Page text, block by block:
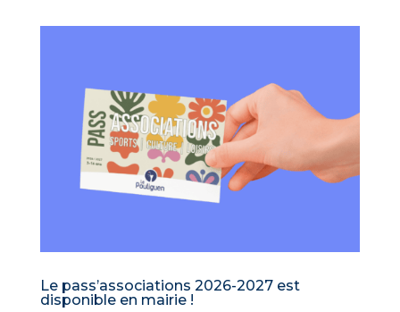
Le pass’associations 2026-2027 est
disponible en mairie !